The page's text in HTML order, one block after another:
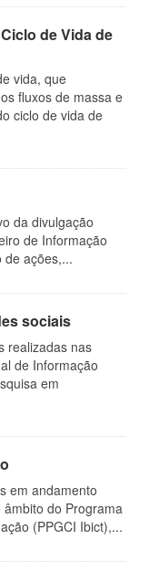
de Vida de
vida, que
fluxos de massa e
ciclo de vida de
da divulgação
de Informação
de ações,...
sociais
realizadas nas
de Informação
em
em andamento
do Programa
(PPGCI Ibict),...